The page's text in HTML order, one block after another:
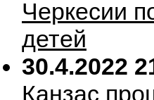
Черкесии
детей
30.4.2022
Канзас